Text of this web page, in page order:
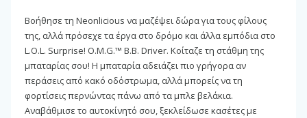
Βοήθησε τη Neonlicious να μαζέψει δώρα για τους φίλους
της, αλλά πρόσεχε τα έργα στο δρόμο και άλλα εμπόδια στο
L.O.L. Surprise! O.M.G.™ B.B. Driver. Κοίταζε τη στάθμη της
μπαταρίας σου! Η μπαταρία αδειάζει πιο γρήγορα αν
περάσεις από κακό οδόστρωμα, αλλά μπορείς να τη
φορτίσεις περνώντας πάνω από τα μπλε βελάκια.
Αναβάθμισε το αυτοκίνητό σου, ξεκλείδωσε κασέτες με